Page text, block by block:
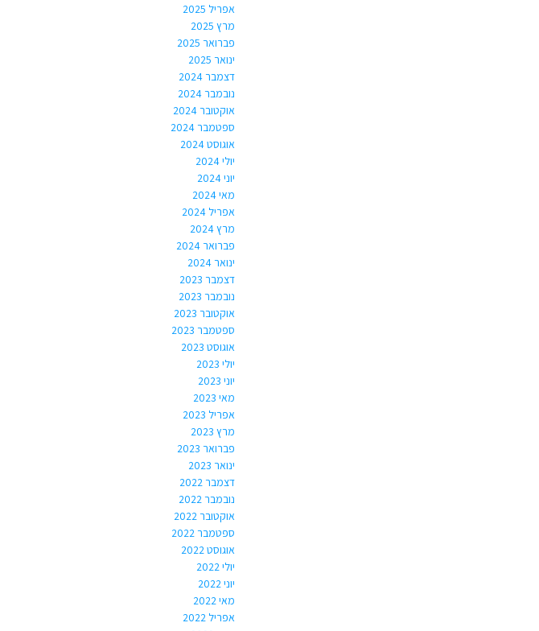
אפריל 2025
מרץ 2025
פברואר 2025
ינואר 2025
דצמבר 2024
נובמבר 2024
אוקטובר 2024
ספטמבר 2024
אוגוסט 2024
יולי 2024
יוני 2024
מאי 2024
אפריל 2024
מרץ 2024
פברואר 2024
ינואר 2024
דצמבר 2023
נובמבר 2023
אוקטובר 2023
ספטמבר 2023
אוגוסט 2023
יולי 2023
יוני 2023
מאי 2023
אפריל 2023
מרץ 2023
פברואר 2023
ינואר 2023
דצמבר 2022
נובמבר 2022
אוקטובר 2022
ספטמבר 2022
אוגוסט 2022
יולי 2022
יוני 2022
מאי 2022
אפריל 2022